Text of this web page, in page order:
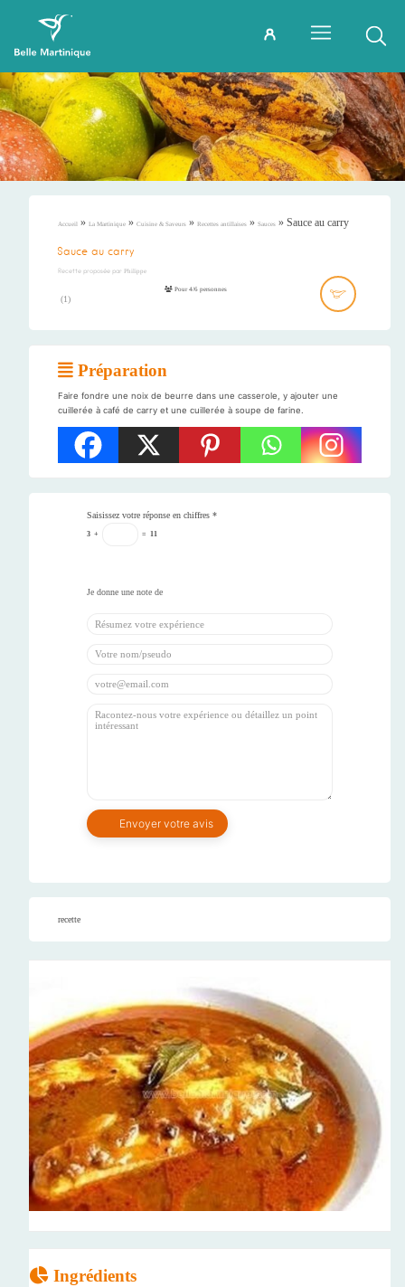
Accueil » La Martinique » Cuisine & Saveurs » Recettes antillaises » Sauces » Sauce au carry
Sauce au carry
Recette proposée par Philippe
(1)
Pour 4/6 personnes
Préparation
Faire fondre une noix de beurre dans une casserole, y ajouter une
cuillerée à café de carry et une cuillerée à soupe de farine.
Saisissez votre réponse en chiffres *
3 + = 11
recette
Ingrédients